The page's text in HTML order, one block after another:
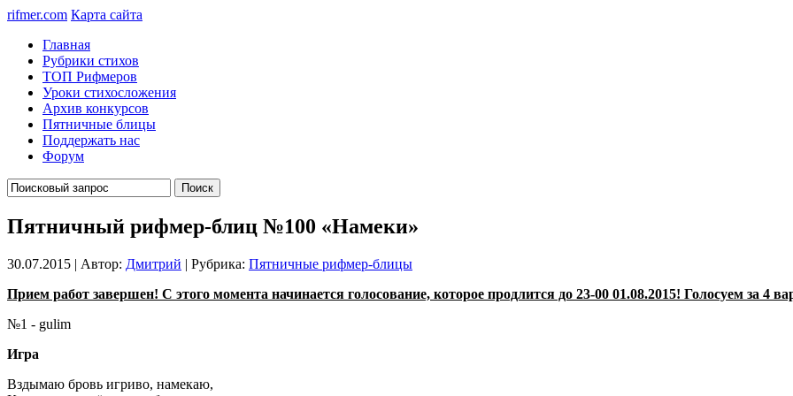
rifmer.com Карта сайта
Главная
Рубрики стихов
ТОП Рифмеров
Уроки стихосложения
Архив конкурсов
Пятничные блицы
Поддержать нас
Форум
Пятничный рифмер-блиц №100 «Намеки»
30.07.2015 | Автор: Дмитрий | Рубрика: Пятничные рифмер-блицы
Прием работ завершен! С этого момента начинается голосование, которое продлится до 23-00 01.08.2015! Голосуем за 4
№1 - gulim
Игра
Вздымаю бровь игриво, намекаю,